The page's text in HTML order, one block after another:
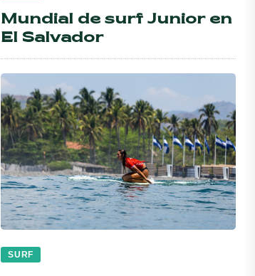
Mundial de surf Junior en
El Salvador
SURF